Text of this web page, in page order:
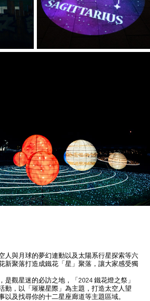
人與月球的夢幻連動以及太陽系行星探索等六
新聚落打造成鐵花「星」聚落，讓大家感受獨
是觀星迷的必訪之地，「2024 鐵花燈之祭」
動，以「璀璨星際」為主題，打造太空人望
以及找尋你的十二星座廊道等主題區域。